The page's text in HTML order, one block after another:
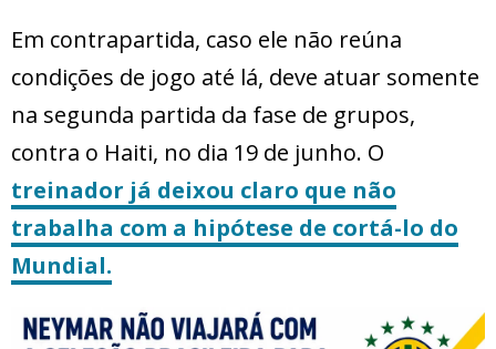
Em contrapartida, caso ele não reúna
condições de jogo até lá, deve atuar somente
na segunda partida da fase de grupos,
contra o Haiti, no dia 19 de junho. O
treinador já deixou claro que não
trabalha com a hipótese de cortá-lo do
Mundial.